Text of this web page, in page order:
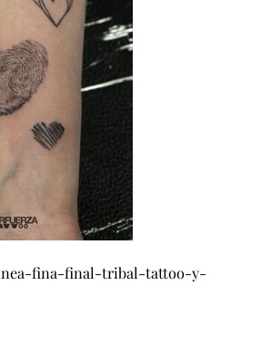
fina-final-tribal-tattoo-y-